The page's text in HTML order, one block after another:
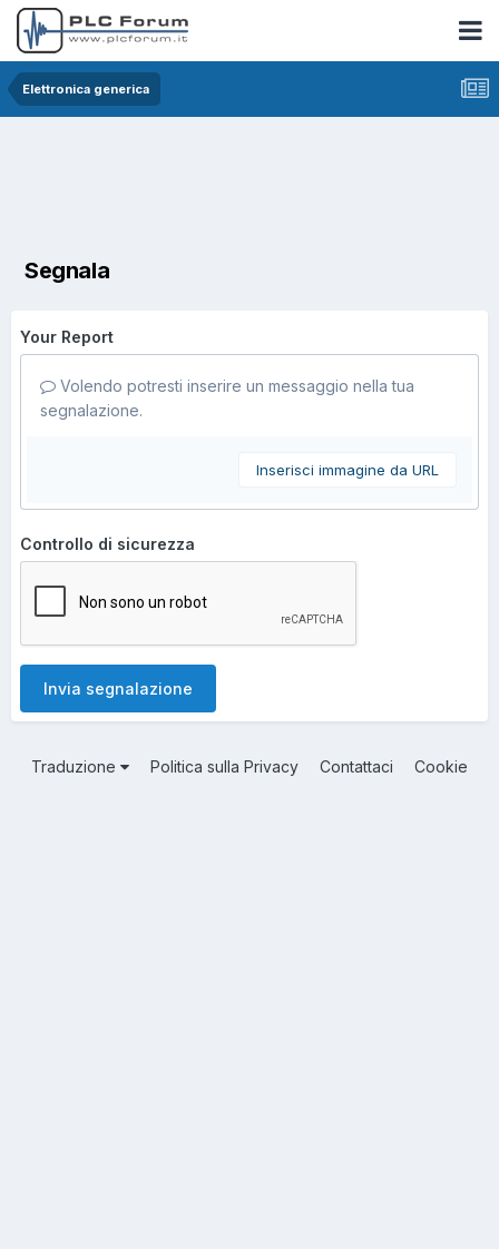
Elettronica generica
Segnala
Your Report
Volendo potresti inserire un messaggio nella tua
segnalazione.
Inserisci immagine da URL
Controllo di sicurezza
Invia segnalazione
Traduzione Politica sulla Privacy Contattaci Cookie